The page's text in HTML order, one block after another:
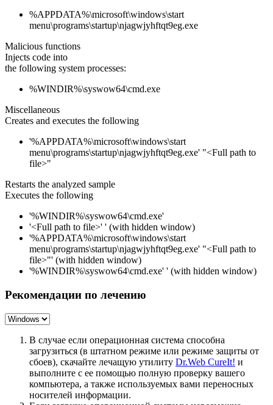
%APPDATA%\microsoft\windows\start
menu\programs\startup\njagwjyhftqt9eg.exe
Malicious functions
Injects code into
the following system processes:
%WINDIR%\syswow64\cmd.exe
Miscellaneous
Creates and executes the following
'%APPDATA%\microsoft\windows\start
menu\programs\startup\njagwjyhftqt9eg.exe' "<Full path to
file>"
Restarts the analyzed sample
Executes the following
'%WINDIR%\syswow64\cmd.exe'
'<Full path to file>' ' (with hidden window)
'%APPDATA%\microsoft\windows\start
menu\programs\startup\njagwjyhftqt9eg.exe' "<Full path to
file>"' (with hidden window)
'%WINDIR%\syswow64\cmd.exe' ' (with hidden window)
Рекомендации по лечению
В случае если операционная система способна
загрузиться (в штатном режиме или режиме защиты от
сбоев), скачайте лечащую утилиту Dr.Web CureIt! и
выполните с ее помощью полную проверку вашего
компьютера, а также используемых вами переносных
носителей информации.